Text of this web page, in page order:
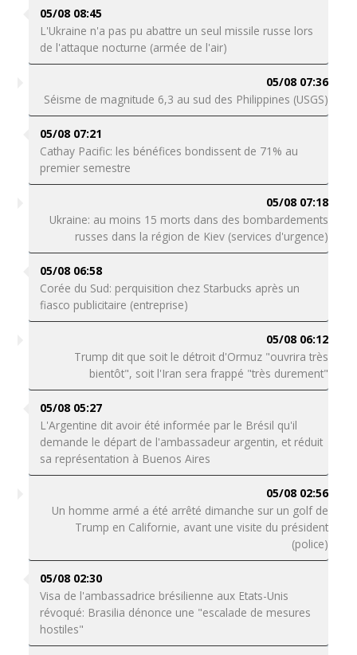
05/08 08:45
L'Ukraine n'a pas pu abattre un seul missile russe lors
de l'attaque nocturne (armée de l'air)
05/08 07:36
Séisme de magnitude 6,3 au sud des Philippines (USGS)
05/08 07:21
Cathay Pacific: les bénéfices bondissent de 71% au
premier semestre
05/08 07:18
Ukraine: au moins 15 morts dans des bombardements
russes dans la région de Kiev (services d'urgence)
05/08 06:58
Corée du Sud: perquisition chez Starbucks après un
fiasco publicitaire (entreprise)
05/08 06:12
Trump dit que soit le détroit d'Ormuz "ouvrira très
bientôt", soit l'Iran sera frappé "très durement"
05/08 05:27
L'Argentine dit avoir été informée par le Brésil qu'il
demande le départ de l'ambassadeur argentin, et réduit
sa représentation à Buenos Aires
05/08 02:56
Un homme armé a été arrêté dimanche sur un golf de
Trump en Californie, avant une visite du président
(police)
05/08 02:30
Visa de l'ambassadrice brésilienne aux Etats-Unis
révoqué: Brasilia dénonce une "escalade de mesures
hostiles"